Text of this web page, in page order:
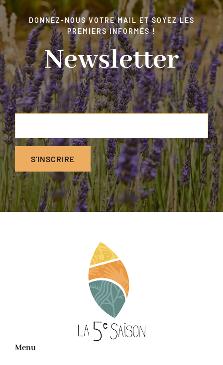
DONNEZ-NOUS VOTRE MAIL ET SOYEZ LES
PREMIERS INFORMÉS !
Newsletter
Votre e-mail
Menu